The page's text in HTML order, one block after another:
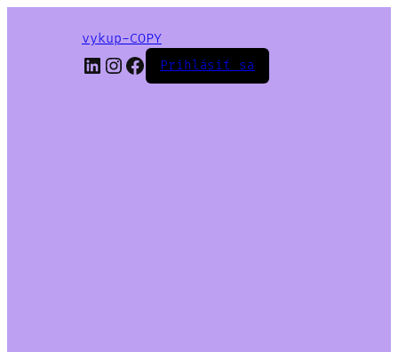
vykup-COPY
LinkedIn
Instagram
Facebook
Prihlásiť sa